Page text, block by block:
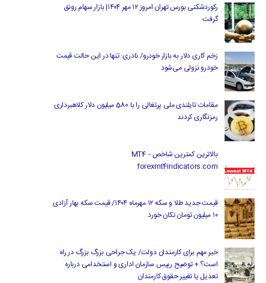
رکوردشکنی بورس تهران امروز ۱۲ مهر ۱۴۰۴| بازار سهام رونق
گرفت
زخم کاری دلار به بازار خودرو/ نادری: تنها در این حالت قیمت
خودرو نزولی می‌شود
مقامات تایلندی ملی پرتغالی را با 580 میلیون دلار کلاهبرداری
رمزنگاری کردند
بالاترین کمترین شاخص MT4 –
forexmt4indicators.com
قیمت جدید طلا و سکه ۱۲ مهرماه ۱۴۰۴/ قیمت سکه بهار آزادی
۱۰ میلیون تومان تکان خورد
خبر مهم برای کارمندان دولت/ یک جراحی بزرگ بزرگ در راه
است؟ + توضیح رییس سازمان اداری و استخدامی درباره
تعدیل یا تغییر حقوق کارمندان